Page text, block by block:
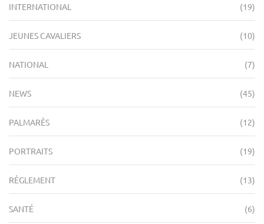
INTERNATIONAL (19)
JEUNES CAVALIERS (10)
NATIONAL (7)
NEWS (45)
PALMARÈS (12)
PORTRAITS (19)
RÈGLEMENT (13)
SANTÉ (6)